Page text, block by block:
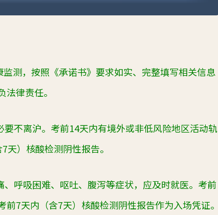
测，按照《承诺书》要求如实、完整填写相关信息
律责任。
要不离沪。考前14天内有境外或非低风险地区活动轨
7天）核酸检测阴性报告。
呼吸困难、呕吐、腹泻等症状，应及时就医。考前
前7天内（含7天）核酸检测阴性报告作为入场凭证。